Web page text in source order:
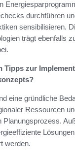
durchführen
sensibilisieren.
trägt ebenfalls
Tipps zur
eine gründliche
Ressourcen
Planungsprozess.
werden.